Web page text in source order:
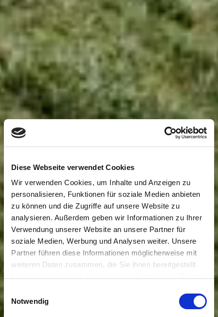
Diese Webseite verwendet Cookies
Wir verwenden Cookies, um Inhalte und Anzeigen zu
personalisieren, Funktionen für soziale Medien anbieten
zu können und die Zugriffe auf unsere Website zu
analysieren. Außerdem geben wir Informationen zu Ihrer
Verwendung unserer Website an unsere Partner für
soziale Medien, Werbung und Analysen weiter. Unsere
Partner führen diese Informationen möglicherweise mit
weiteren Daten zusammen, die Sie ihnen bereitgestellt
Cookies, wenn Sie unsere Webseite weiterhin nutzen.
Notwendig